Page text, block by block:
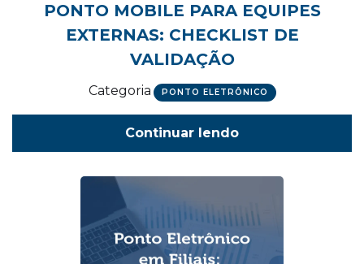
PONTO MOBILE PARA EQUIPES
EXTERNAS: CHECKLIST DE
VALIDAÇÃO
Categoria PONTO ELETRÔNICO
Continuar lendo